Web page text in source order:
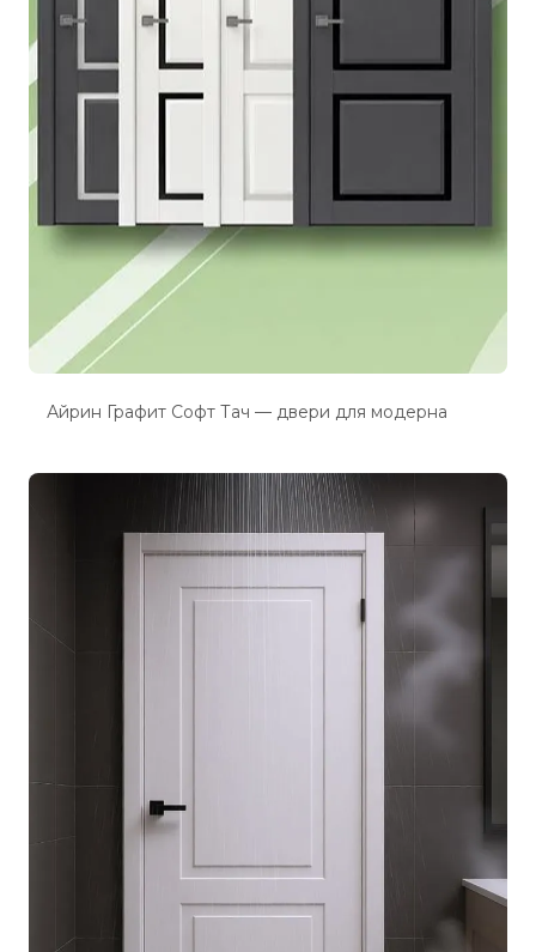
Айрин Графит Софт Тач — двери для модерна